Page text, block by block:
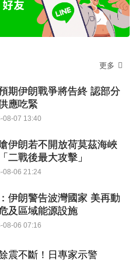
更多
期伊朗戰爭將告終 認部分
應吃緊
08-07 13:40
伊朗若不開放荷莫茲海峽
二戰後最大攻擊」
08-06 21:24
伊朗警告波灣國家 美再動
及區域能源設施
08-06 07:16
震不斷！日專家示警